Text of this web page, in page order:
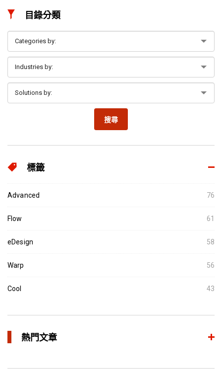
目錄分類
搜尋
標籤
Advanced 76
Flow 61
eDesign 58
Warp 56
Cool 43
熱門文章